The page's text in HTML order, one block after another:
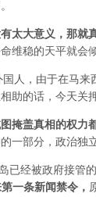
太大意义，那就
维稳的天平就会倾
人，由于在马
助的话，今天关
掩盖真相的权力
一部分，政治独
已经被政府接管
一条新闻禁令 ，